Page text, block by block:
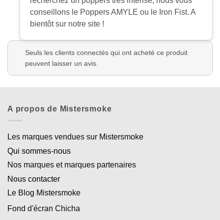
conseillons le Poppers AMYLE ou le Iron Fist. A
bientôt sur notre site !
Seuls les clients connectés qui ont acheté ce produit
peuvent laisser un avis.
A propos de Mistersmoke
Les marques vendues sur Mistersmoke
Qui sommes-nous
Nos marques et marques partenaires
Nous contacter
Le Blog Mistersmoke
Fond d'écran Chicha
Appliquer les filtres